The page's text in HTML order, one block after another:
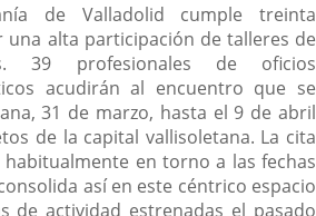
de Valladolid cumple treinta
una alta participación de talleres de
39 profesionales de oficios
acudirán al encuentro que se
31 de marzo, hasta el 9 de abril
de la capital vallisoletana. La cita
en torno a las fechas
así en este céntrico espacio
de actividad estrenadas el pasado